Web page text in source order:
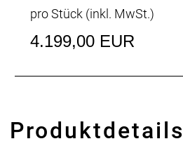
pro Stück (inkl. MwSt.)
4.199,00 EUR
Produktdetails